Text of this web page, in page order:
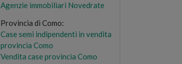
Agenzie immobiliari Novedrate
Provincia di Como:
Case semi indipendenti in vendita
provincia Como
Vendita case provincia Como